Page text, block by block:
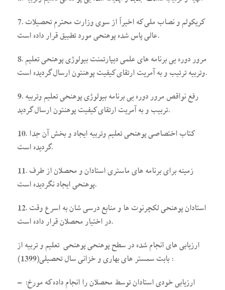
7. کریکولم و نصاب ملی که اخیراً از سوی وزارت محترم تحصیلات
عالی پاس شده پوهنحی مورد تطبیق قرار داده است.
8. مرور دوره یی برنامه های علمی دیپارتمنت بیولوژی پوهنحی تعلیم
وتربیه ترتیب و به آمریت ارتقای کیفیت پوهنتون ارسال گردیده است.
9. رفع نواقص مرور دوره یی برنامه بیولوژی پوهنحی تعلیم وتربیه
تربیب و به آمریت ارتقای کیفیت پوهنتون ارسال گردید.
10. کتاب اختصاصی پوهنحی تعلیم وتربیه ایجاد و بخش آن جدا
گردیده است.
11. زمینه برای برنامه های ماستری استادان و محصلان از طرف
پوهنحی ایجاد نگردیده است.
12. استادان پوهنحی لکچرنوت ها و منابع درسی شان به اسرع وقت
در اختیار محصلان قرار داده است.
ارزیابی های انجام شده در سطح پوهنحی پوهنحی تعلیم و تربیه از
بابت سمستر های بهاری و خزانی سال تحصیلی(1399) :
– ارزیابی خودی استادان توسط محصلان را انجام داده که مورخ: